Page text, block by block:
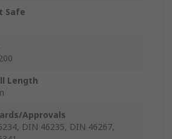
Safe
Length
Approvals
DIN 46235, DIN 46267,